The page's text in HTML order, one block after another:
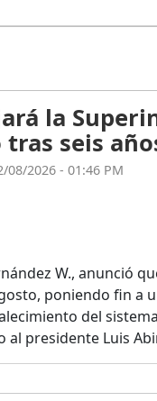
la
seis
08/2026 - 01:46 PM
W., anunció
poniendo fin a
del
al presidente Luis